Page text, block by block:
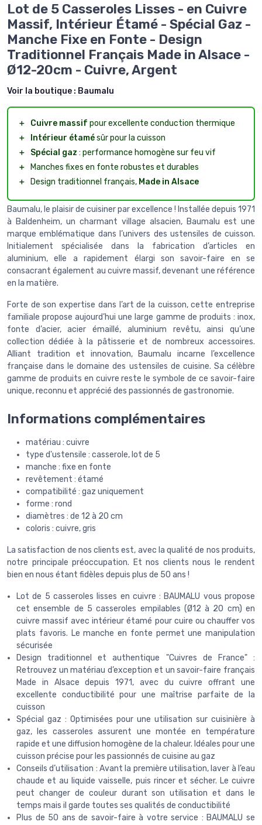
Lot de 5 Casseroles Lisses - en Cuivre
Massif, Intérieur Étamé - Spécial Gaz -
Manche Fixe en Fonte - Design
Traditionnel Français Made in Alsace -
Ø12-20cm - Cuivre, Argent
Voir la boutique : Baumalu
＋ Cuivre massif pour excellente conduction thermique
＋
Intérieur étamésûr pour la cuisson
＋
Spécial gaz : performance homogène sur feu vif
＋
Manches fixes en fonte robustes et durables
＋
Design traditionnel français, Made in Alsace
Baumalu, le plaisir de cuisiner par excellence ! Installée depuis 1971
à Baldenheim, un charmant village alsacien, Baumalu est une
marque emblématique dans l’univers des ustensiles de cuisson.
Initialement spécialisée dans la fabrication d’articles en
aluminium, elle a rapidement élargi son savoir-faire en se
consacrant également au cuivre massif, devenant une référence
en la matière.
Forte de son expertise dans l’art de la cuisson, cette entreprise
familiale propose aujourd’hui une large gamme de produits : inox,
fonte d’acier, acier émaillé, aluminium revêtu, ainsi qu’une
collection dédiée à la pâtisserie et de nombreux accessoires.
Alliant tradition et innovation, Baumalu incarne l’excellence
française dans le domaine des ustensiles de cuisine. Sa célèbre
gamme de produits en cuivre reste le symbole de ce savoir-faire
unique, reconnu et apprécié des passionnés de gastronomie.
Informations complémentaires
matériau : cuivre
type d'ustensile : casserole, lot de 5
manche : fixe en fonte
revêtement : étamé
compatibilité : gaz uniquement
forme : rond
diamètres : de 12 à 20 cm
coloris : cuivre, gris
La satisfaction de nos clients est, avec la qualité de nos produits,
notre principale préoccupation. Et nos clients nous le rendent
bien en nous étant fidèles depuis plus de 50 ans !
Lot de 5 casseroles lisses en cuivre : BAUMALU vous propose
cet ensemble de 5 casseroles empilables (Ø12 à 20 cm) en
cuivre massif avec intérieur étamé pour cuire ou chauffer vos
plats favoris. Le manche en fonte permet une manipulation
sécurisée
Design traditionnel et authentique "Cuivres de France" :
Retrouvez un matériau d’exception et un savoir-faire français
Made in Alsace depuis 1971, avec du cuivre offrant une
excellente conductibilité pour une maîtrise parfaite de la
cuisson
Spécial gaz : Optimisées pour une utilisation sur cuisinière à
gaz, les casseroles assurent une montée en température
rapide et une diffusion homogène de la chaleur. Idéales pour une
cuisson précise pour les passionnés de cuisine au gaz
Conseils d’utilisation : Avant la première utilisation, laver à l’eau
chaude et au liquide vaisselle, puis rincer et sécher. Le cuivre
peut changer de couleur durant son utilisation et dans le
temps mais il garde toutes ses qualités de conductibilité
Plus de 50 ans de savoir-faire à votre service : BAUMALU se